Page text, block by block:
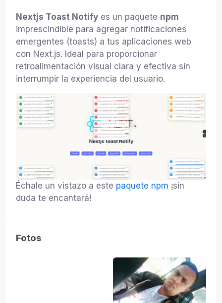
Nextjs Toast Notify es un paquete npm
imprescindible para agregar notificaciones
emergentes (toasts) a tus aplicaciones web
con Next.js. Ideal para proporcionar
retroalimentación visual clara y efectiva sin
interrumpir la experiencia del usuario.
Échale un vistazo a este paquete npm ¡sin
duda te encantará!
Fotos